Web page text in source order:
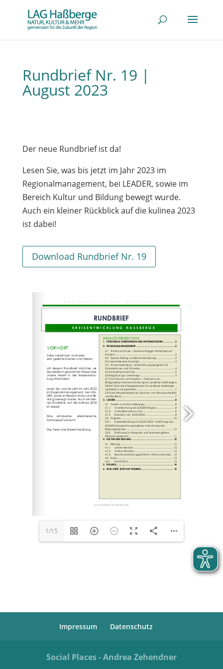
Rundbrief Nr. 19 |
August 2023
Der neue Rundbrief ist da!
Lesen Sie, was bis jetzt im Jahr 2023 im
Regionalmanagement, bei LEADER, sowie im
Bereich Kultur und Bildung bewegt wurde.
Auch ein kleiner Rückblick auf die kulinea 2023
ist dabei!
Download Rundbrief Nr. 19
1/15
Impressum Datenschutz
Social Places - Andrea Zehendner